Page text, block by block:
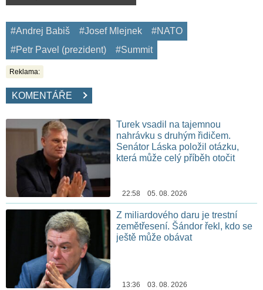
#Andrej Babiš #Josef Mlejnek
#NATO
#Petr Pavel (prezident)
#Summit
Reklama:
KOMENTÁŘE
Turek vsadil na tajemnou
nahrávku s druhým řidičem.
Senátor Láska položil otázku,
která může celý příběh otočit
22:58 05. 08. 2026
Z miliardového daru je trestní
zemětřesení. Šándor řekl, kdo se
ještě může obávat
13:36 03. 08. 2026